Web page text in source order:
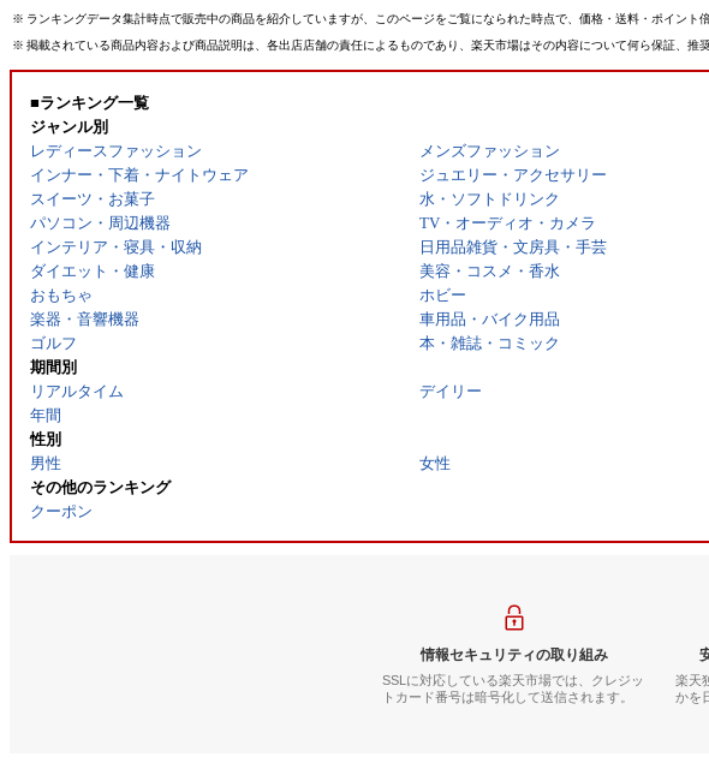
※ ランキングデータ集計時点で販売中の商品を紹介していますが、このページをご覧になられた時点で、価格・送料・ポイン
※ 掲載されている商品内容および商品説明は、各出店店舗の責任によるものであり、楽天市場はその内容について何ら保証、推
■ランキング一覧
ジャンル別
レディースファッション
メンズファッション
インナー・下着・ナイトウェア
ジュエリー・アクセサリー
スイーツ・お菓子
水・ソフトドリンク
パソコン・周辺機器
TV・オーディオ・カメラ
インテリア・寝具・収納
日用品雑貨・文房具・手芸
ダイエット・健康
美容・コスメ・香水
おもちゃ
ホビー
楽器・音響機器
車用品・バイク用品
ゴルフ
本・雑誌・コミック
期間別
リアルタイム
デイリー
年間
性別
男性
女性
その他のランキング
クーポン
情報セキュリティの取り組み
SSLに対応している楽天市場では、クレジッ
トカード番号は暗号化して送信されます。
楽天
かを